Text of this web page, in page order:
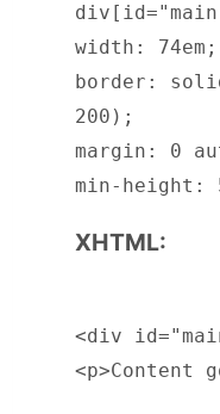
width: 74em;
border:
200);
margin: 0
min-height:
XHTML:
<div
<p>Content